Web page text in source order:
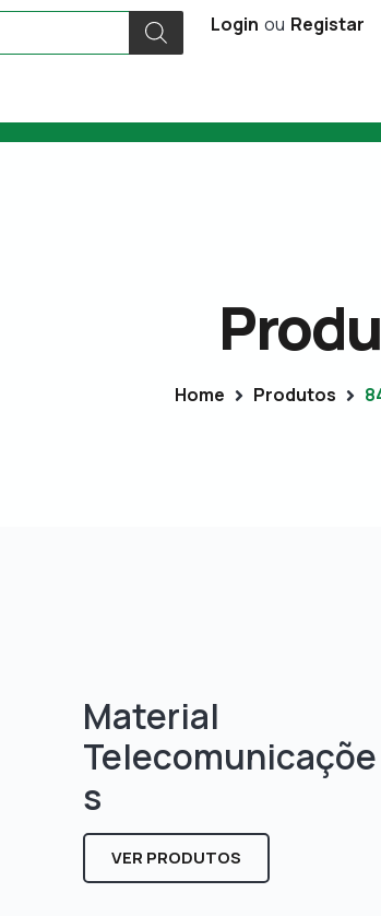
Login ou Registar
Home Produtos
Material
Telecomunicaçõe
s
VER PRODUTOS